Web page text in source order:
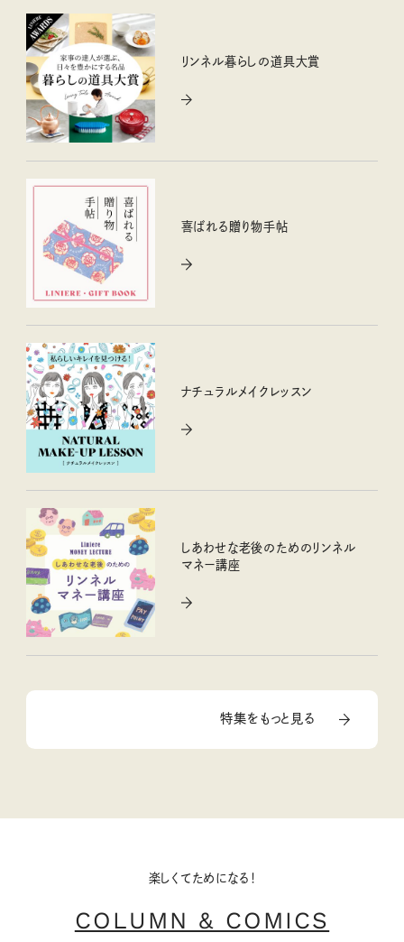
リンネル暮らしの道具大賞
喜ばれる贈り物手帖
ナチュラルメイクレッスン
しあわせな老後のためのリンネル
マネー講座
特集をもっと見る
楽しくてためになる！
COLUMN & COMICS